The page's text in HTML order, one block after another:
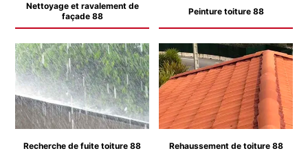
Nettoyage et ravalement de
façade 88
Peinture toiture 88
Recherche de fuite toiture 88 Rehaussement de toiture 88